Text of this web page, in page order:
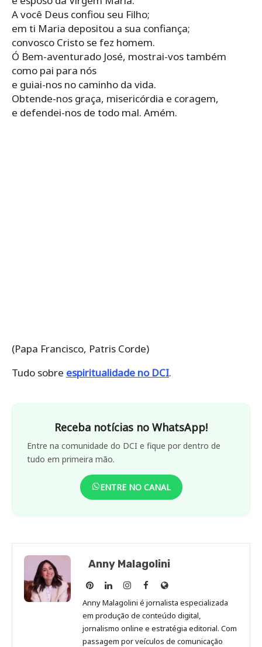
A você Deus confiou seu Filho;
em ti Maria depositou a sua confiança;
convosco Cristo se fez homem.
Ó Bem-aventurado José, mostrai-vos também
como pai para nós
e guiai-nos no caminho da vida.
Obtende-nos graça, misericórdia e coragem,
e defendei-nos de todo mal. Amém.
(Papa Francisco, Patris Corde)
Tudo sobre espiritualidade no DCI.
Receba notícias no WhatsApp!
Entre na comunidade do DCI e fique por dentro de
tudo em primeira mão.
ENTRE NO CANAL
Anny Malagolini
Anny
Malagolini
no
Pinterest
Anny
Malagolini
no
LinkedIn
Anny
Malagolini
no
Instagram
Anny
Malagolini
no
Facebook
Site
de
Anny
Malagolini
Anny Malagolini é jornalista especializada
em produção de conteúdo digital,
jornalismo online e estratégia editorial. Com
passagem por veículos de comunicação